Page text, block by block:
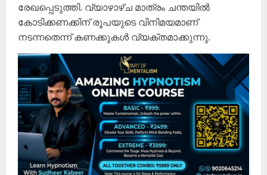
രേഖപ്പെടുത്തി. വ്യാഴാഴ്ച മാത്രം ചന്തയിൽ
കോടിക്കണക്കിന് രൂപയുടെ വിനിമയമാണ്
നടന്നതെന്ന് കണക്കുകൾ വ്യക്തമാക്കുന്നു.